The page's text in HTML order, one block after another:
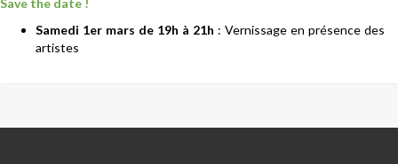
Save the date !
Samedi 1er mars de 19h à 21h : Vernissage en présence des
artistes